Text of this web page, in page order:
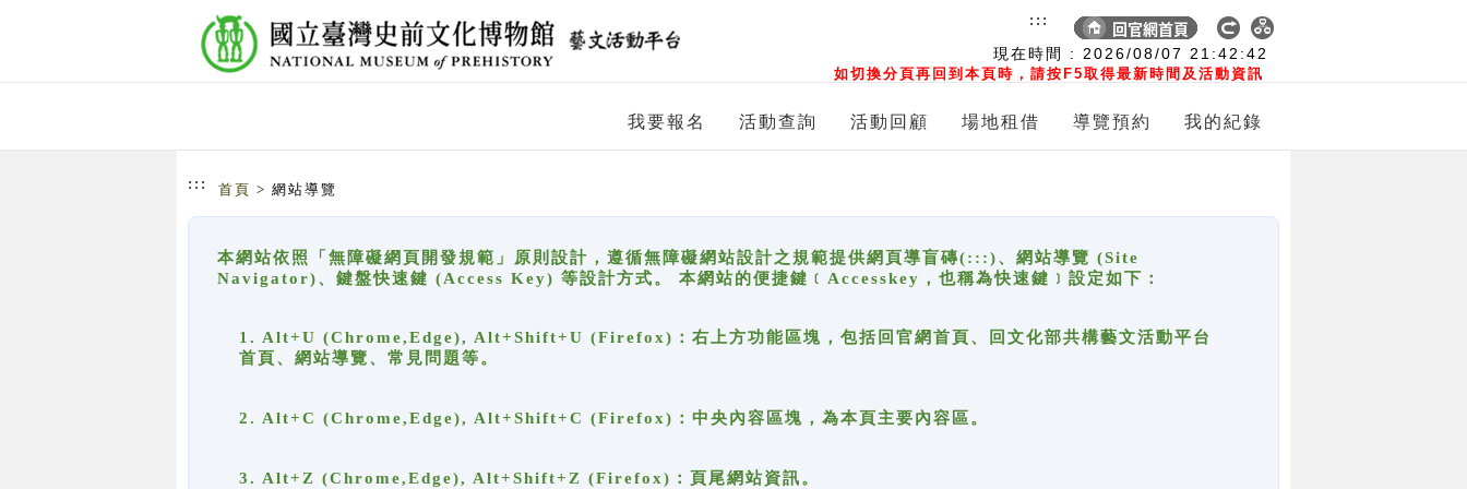
現在時間 : 2026/08/07 21:42:42
如切換分頁再回到本頁時，請按F5取得最新時間及活動資訊
:::
我要報名 活動查詢 活動回顧 場地租借 導覽預約 我的紀錄
::: 首頁 > 網站導覽
本網站依照「無障礙網頁開發規範」原則設計，遵循無障礙網站設計之規範提供網頁導盲磚(:::)、網站導覽 (Site
Navigator)、鍵盤快速鍵 (Access Key) 等設計方式。 本網站的便捷鍵﹝Accesskey，也稱為快速鍵﹞設定如下：
1. Alt+U (Chrome,Edge), Alt+Shift+U (Firefox)：右上方功能區塊，包括回官網首頁、回文化部共構藝文活動平台
首頁、網站導覽、常見問題等。
2. Alt+C (Chrome,Edge), Alt+Shift+C (Firefox)：中央內容區塊，為本頁主要內容區。
3. Alt+Z (Chrome,Edge), Alt+Shift+Z (Firefox)：頁尾網站資訊。